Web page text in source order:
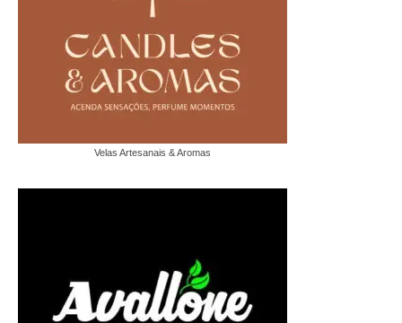
Velas Artesanais & Aromas